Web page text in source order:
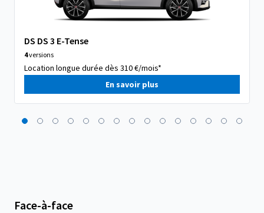
DS DS 3 E-Tense
4versions
Location longue durée dès 310 €/mois*
En savoir plus
Face-à-face